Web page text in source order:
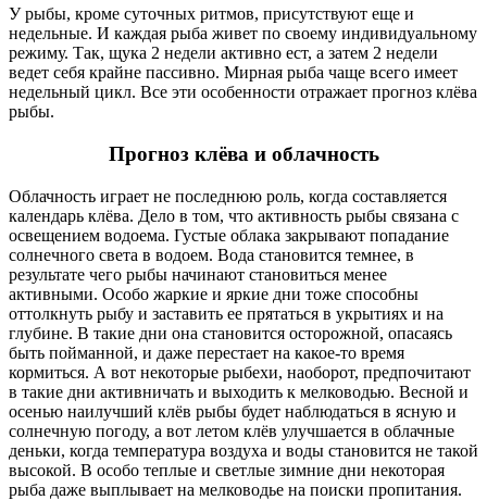
У рыбы, кроме суточных ритмов, присутствуют еще и
недельные. И каждая рыба живет по своему индивидуальному
режиму. Так, щука 2 недели активно ест, а затем 2 недели
ведет себя крайне пассивно. Мирная рыба чаще всего имеет
недельный цикл. Все эти особенности отражает прогноз клёва
рыбы.
Прогноз клёва и облачность
Облачность играет не последнюю роль, когда составляется
календарь клёва. Дело в том, что активность рыбы связана с
освещением водоема. Густые облака закрывают попадание
солнечного света в водоем. Вода становится темнее, в
результате чего рыбы начинают становиться менее
активными. Особо жаркие и яркие дни тоже способны
оттолкнуть рыбу и заставить ее прятаться в укрытиях и на
глубине. В такие дни она становится осторожной, опасаясь
быть пойманной, и даже перестает на какое-то время
кормиться. А вот некоторые рыбехи, наоборот, предпочитают
в такие дни активничать и выходить к мелководью. Весной и
осенью наилучший клёв рыбы будет наблюдаться в ясную и
солнечную погоду, а вот летом клёв улучшается в облачные
деньки, когда температура воздуха и воды становится не такой
высокой. В особо теплые и светлые зимние дни некоторая
рыба даже выплывает на мелководье на поиски пропитания.